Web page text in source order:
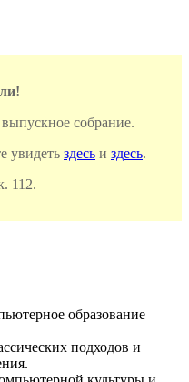
собрание.
увидеть здесь и здесь.
112.
образование
подходов и